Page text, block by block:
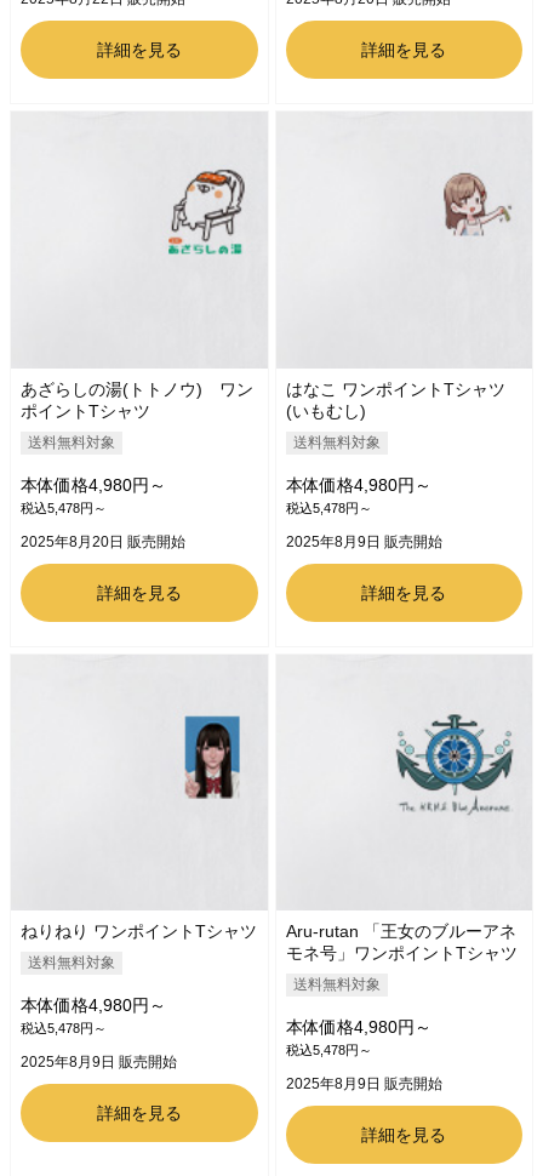
詳細を見る 詳細を見る
あざらしの湯(トトノウ) ワン
ポイントTシャツ
送料無料対象
本体価格4,980円～
税込5,478円～
2025年8月20日 販売開始
詳細を見る
はなこ ワンポイントTシャツ
(いもむし)
送料無料対象
本体価格4,980円～
税込5,478円～
2025年8月9日 販売開始
詳細を見る
ねりねり ワンポイントTシャツ
送料無料対象
本体価格4,980円～
税込5,478円～
2025年8月9日 販売開始
詳細を見る
Aru-rutan 「王女のブルーアネ
モネ号」ワンポイントTシャツ
送料無料対象
本体価格4,980円～
税込5,478円～
2025年8月9日 販売開始
詳細を見る